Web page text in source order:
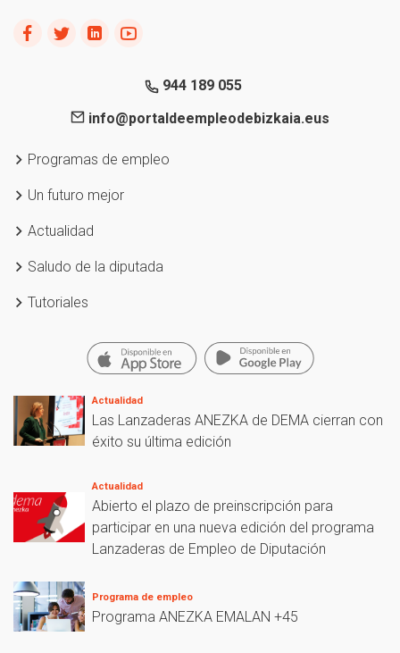
944 189 055
info@portaldeempleodebizkaia.eus
Programas de empleo
Un futuro mejor
Actualidad
Saludo de la diputada
Tutoriales
Actualidad
Las Lanzaderas ANEZKA de DEMA cierran con
éxito su última edición
Actualidad
Abierto el plazo de preinscripción para
participar en una nueva edición del programa
Lanzaderas de Empleo de Diputación
Programa de empleo
Programa ANEZKA EMALAN +45